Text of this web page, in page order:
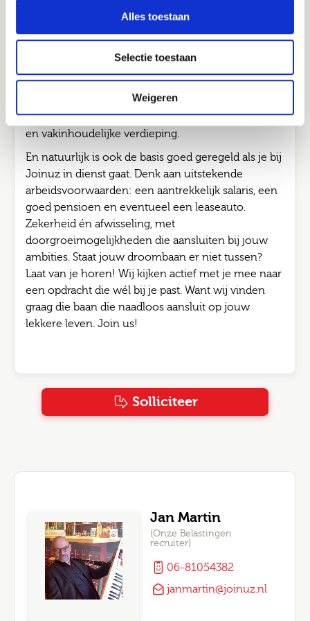
Alles toestaan
Selectie toestaan
Weigeren
via Joinuz? Dan werk je bij verschillende
opdrachtgevers aan opdrachten van 3 tot 12
maanden. Zo doe je in korte tijd brede én
netwerk bij verschillende opdrachtgevers.
Ondertussen blijf je groeien via de Joinuz
Academy, met persoonlijke begeleiding, trainingen
en vakinhoudelijke verdieping.
En natuurlijk is ook de basis goed geregeld als je bij
Joinuz in dienst gaat. Denk aan uitstekende
arbeidsvoorwaarden: een aantrekkelijk salaris, een
goed pensioen en eventueel een leaseauto.
Zekerheid én afwisseling, met
doorgroeimogelijkheden die aansluiten bij jouw
ambities. Staat jouw droombaan er niet tussen?
Laat van je horen! Wij kijken actief met je mee naar
een opdracht die wél bij je past. Want wij vinden
graag die baan die naadloos aansluit op jouw
lekkere leven. Join us!
Solliciteer
Jan Martin
(Onze Belastingen
recruiter)
06-81054382
janmartin@joinuz.nl